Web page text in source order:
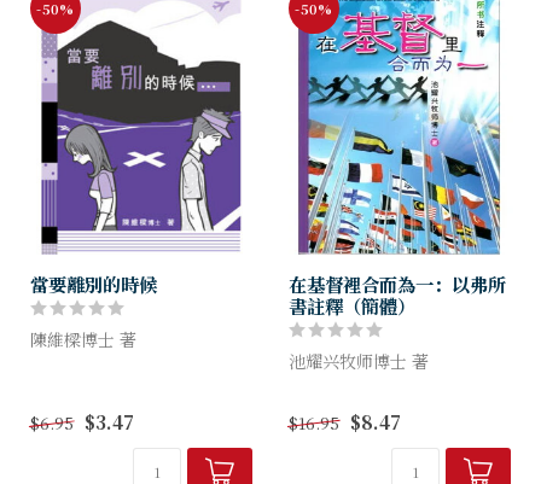
-50%
當要離別的時候
陳維樑博士 著
等等不同關係的生離死別，應
如何自處及處理，本書為你一
一解說，精簡易明。
$6.95 $3.47
-50%
在基督裡合而為一：以弗所
書註釋（簡體）
池耀兴牧师博士 著
追求圣灵所赐合而为一的心！
这本书的重要功用之一，是解
释与促进主内的合一。
$16.95 $8.47